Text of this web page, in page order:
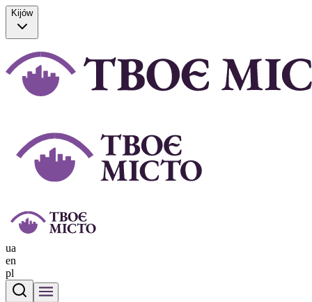
Kijów
ua
en
pl